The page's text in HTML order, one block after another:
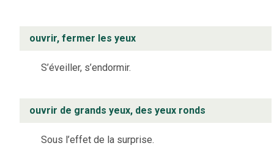
ouvrir, fermer les yeux
S’éveiller, s’endormir.
ouvrir de grands yeux, des yeux ronds
Sous l’effet de la surprise.